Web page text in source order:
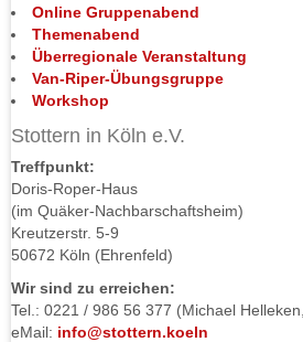
Online Gruppenabend
Themenabend
Überregionale Veranstaltung
Van-Riper-Übungsgruppe
Workshop
Stottern in Köln e.V.
Treffpunkt:
Doris-Roper-Haus
(im Quäker-Nachbarschaftsheim)
Kreutzerstr. 5-9
50672 Köln (Ehrenfeld)
Wir sind zu erreichen:
Tel.: 0221 / 986 56 377 (Michael
eMail: info@stottern.koeln